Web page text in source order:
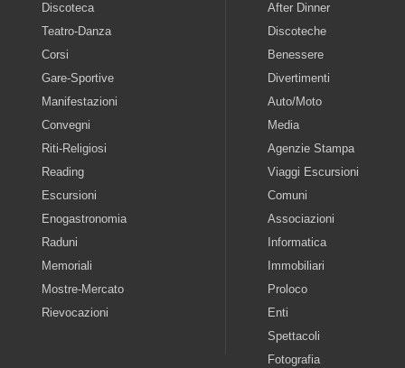
Discoteca
Teatro-Danza
Corsi
Gare-Sportive
Manifestazioni
Convegni
Riti-Religiosi
Reading
Escursioni
Enogastronomia
Raduni
Memoriali
Mostre-Mercato
Rievocazioni
After Dinner
Discoteche
Benessere
Divertimenti
Auto/Moto
Media
Agenzie Stampa
Viaggi Escursioni
Comuni
Associazioni
Informatica
Immobiliari
Proloco
Enti
Spettacoli
Fotografia